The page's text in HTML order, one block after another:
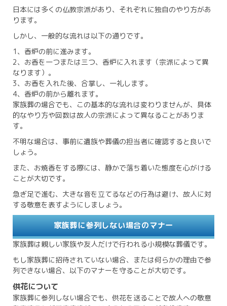
日本には多くの仏教宗派があり、それぞれに独自のやり方があ
ります。
しかし、一般的な流れは以下の通りです。
1、香炉の前に進みます。
2、お香を一つまたは三つ、香炉に入れます（宗派によって異
なります）。
3、お香を入れた後、合掌し、一礼します。
4、香炉の前から離れます。
家族葬の場合でも、この基本的な流れは変わりませんが、具体
的なやり方や回数は故人の宗派によって異なることがありま
す。
不明な場合は、事前に遺族や葬儀の担当者に確認すると良いで
しょう。
また、お焼香をする際には、静かで落ち着いた態度を心がける
ことが大切です。
急ぎ足で進む、大きな音を立てるなどの行為は避け、故人に対
する敬意を表すようにしましょう。
家族葬に参列しない場合のマナー
家族葬は親しい家族や友人だけで行われる小規模な葬儀です。
もし家族葬に招待されていない場合、または何らかの理由で参
列できない場合、以下のマナーを守ることが大切です。
供花について
家族葬に参列しない場合でも、供花を送ることで故人への敬意